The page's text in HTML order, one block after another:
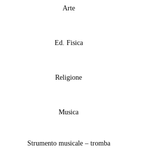
Arte
Ed. Fisica
Religione
Musica
Strumento musicale – tromba